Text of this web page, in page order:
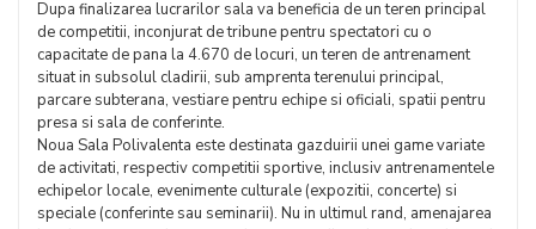
Dupa finalizarea lucrarilor sala va beneficia de un teren principal
de competitii, inconjurat de tribune pentru spectatori cu o
capacitate de pana la 4.670 de locuri, un teren de antrenament
situat in subsolul cladirii, sub amprenta terenului principal,
parcare subterana, vestiare pentru echipe si oficiali, spatii pentru
presa si sala de conferinte.
Noua Sala Polivalenta este destinata gazduirii unei game variate
de activitati, respectiv competitii sportive, inclusiv antrenamentele
echipelor locale, evenimente culturale (expozitii, concerte) si
speciale (conferinte sau seminarii). Nu in ultimul rand, amenajarea